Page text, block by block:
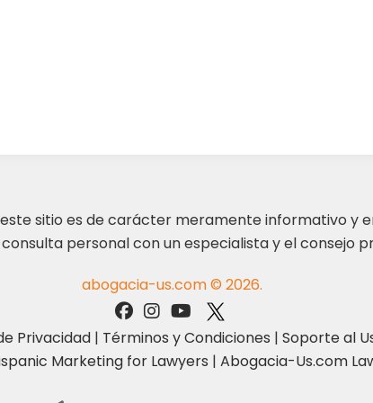
sitio es de carácter meramente informativo y
personal con un especialista y el consejo
abogacia-us.com © 2026.
Privacidad | Términos y Condiciones | Soporte al
Marketing for Lawyers | Abogacia-Us.com